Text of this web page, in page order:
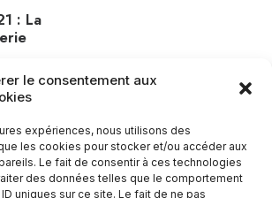
le consentement aux
expériences, nous utilisons des
les cookies pour stocker et/ou accéder aux
Le fait de consentir à ces technologies
des données telles que le comportement
uniques sur ce site. Le fait de ne pas
: La